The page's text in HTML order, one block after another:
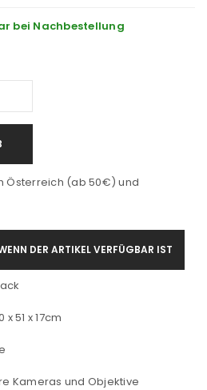
bei Nachbestellung
Österreich (ab 50€) und
DER ARTIKEL VERFÜGBAR IST
51 x 17cm
Kameras und Objektive